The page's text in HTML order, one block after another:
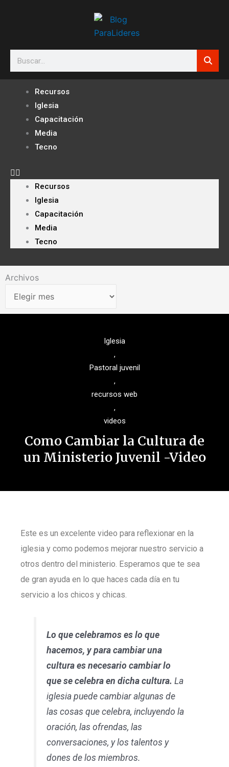
Search
Recursos
Iglesia
Capacitación
Media
Tecno
Recursos
Iglesia
Capacitación
Media
Tecno
Archivos
Archivos
Iglesia
,
Pastoral juvenil
,
recursos web
,
videos
Como Cambiar la Cultura de
un Ministerio Juvenil -Video
Este es un excelente video para reflexionar en la
iglesia y como podemos mejorar nuestro servicio a
otros dentro del ministerio. Esperamos que te sea
de gran ayuda en lo que haces cada día en tu
servicio a los chicos y chicas.
Lo que celebramos es lo que
hacemos, y para cambiar una
cultura es necesario cambiar lo
que se celebra en dicha cultura. La
iglesia puede cambiar algunas de
las cosas que celebra, incluyendo la
oración, las ofrendas, las
conversaciones, y los talentos y
dones de los miembros.